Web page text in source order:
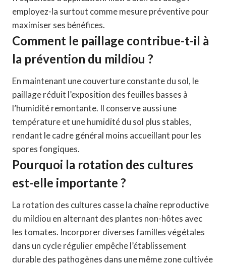
employez-la surtout comme mesure préventive pour
maximiser ses bénéfices.
Comment le paillage contribue-t-il à
la prévention du mildiou ?
En maintenant une couverture constante du sol, le
paillage réduit l’exposition des feuilles basses à
l’humidité remontante. Il conserve aussi une
température et une humidité du sol plus stables,
rendant le cadre général moins accueillant pour les
spores fongiques.
Pourquoi la rotation des cultures
est-elle importante ?
La rotation des cultures casse la chaîne reproductive
du mildiou en alternant des plantes non-hôtes avec
les tomates. Incorporer diverses familles végétales
dans un cycle régulier empêche l’établissement
durable des pathogènes dans une même zone cultivée